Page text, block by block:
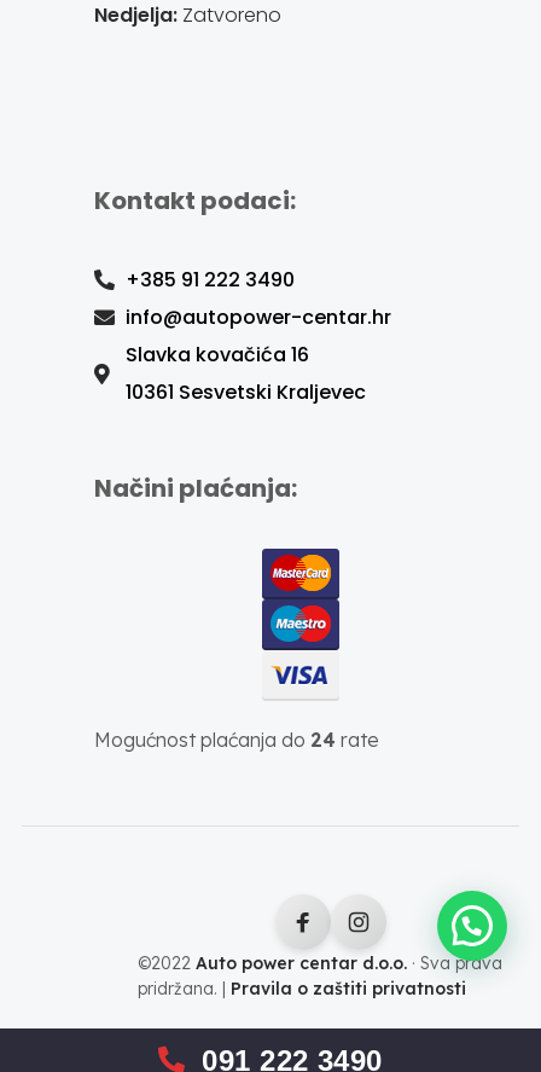
Nedjelja:Zatvoreno
Kontakt podaci:
+385 91 222 3490
info@autopower-centar.hr
Slavka kovačića 16
10361 Sesvetski Kraljevec
Načini plaćanja:
Mogućnost plaćanja do 24 rate
©2022 Auto power centar d.o.o.· Sva prava
pridržana. | Pravila o zaštiti privatnosti
091 222 3490